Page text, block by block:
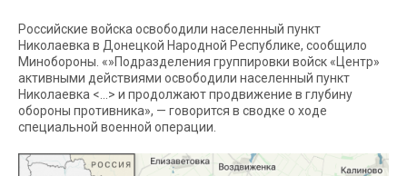
Российские войска освободили населенный пункт
Николаевка в Донецкой Народной Республике, сообщило
Минобороны. «»Подразделения группировки войск «Центр»
активными действиями освободили населенный пункт
Николаевка <…> и продолжают продвижение в глубину
обороны противника», — говорится в сводке о ходе
специальной военной операции.